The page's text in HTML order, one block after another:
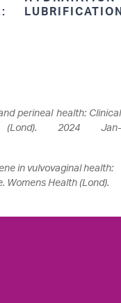
perineal health: Clinical
(Lond). 2024 Jan-
in vulvovaginal health:
Womens Health (Lond).